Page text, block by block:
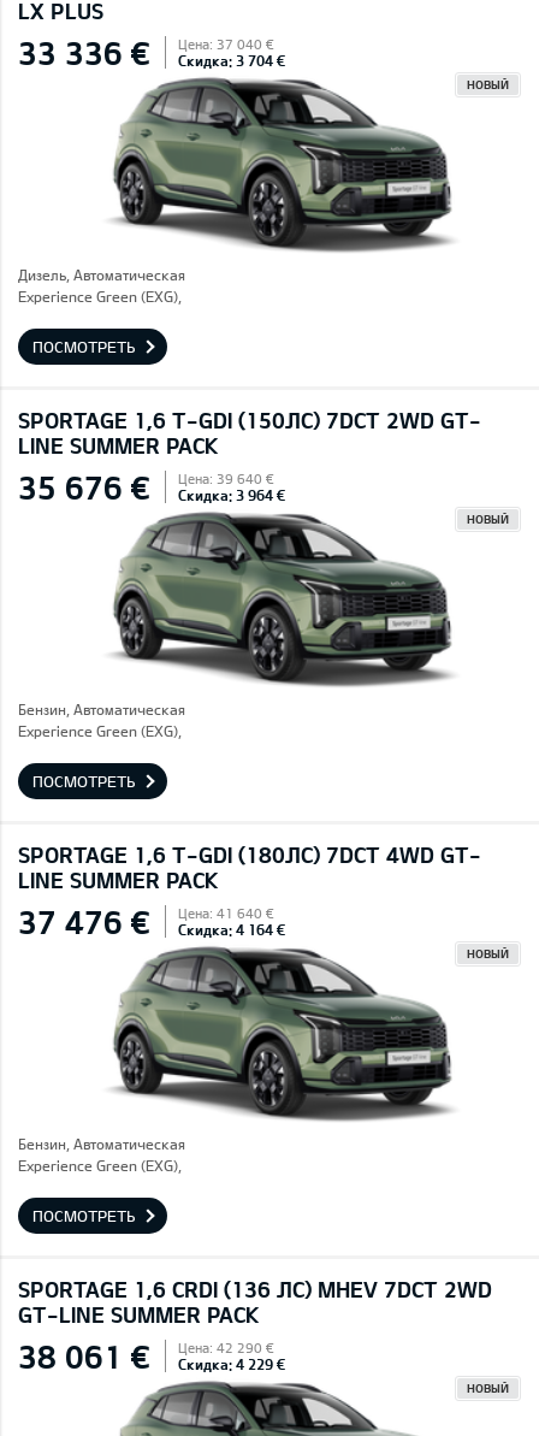
LX PLUS
33 336 € Цена: 37 040 €
Скидка: 3 704 €
НОВЫЙ
Дизель, Автоматическая
Experience Green (EXG),
ПОСМОТРЕТЬ
SPORTAGE 1,6 T-GDI (150ЛС) 7DCT 2WD GT-
LINE SUMMER PACK
35 676 € Цена: 39 640 €
Скидка: 3 964 €
НОВЫЙ
Бензин, Автоматическая
Experience Green (EXG),
ПОСМОТРЕТЬ
SPORTAGE 1,6 T-GDI (180ЛС) 7DCT 4WD GT-
LINE SUMMER PACK
37 476 € Цена: 41 640 €
Скидка: 4 164 €
НОВЫЙ
Бензин, Автоматическая
Experience Green (EXG),
ПОСМОТРЕТЬ
SPORTAGE 1,6 CRDI (136 ЛС) MHEV 7DCT 2WD
GT-LINE SUMMER PACK
38 061 € Цена: 42 290 €
Скидка: 4 229 €
НОВЫЙ